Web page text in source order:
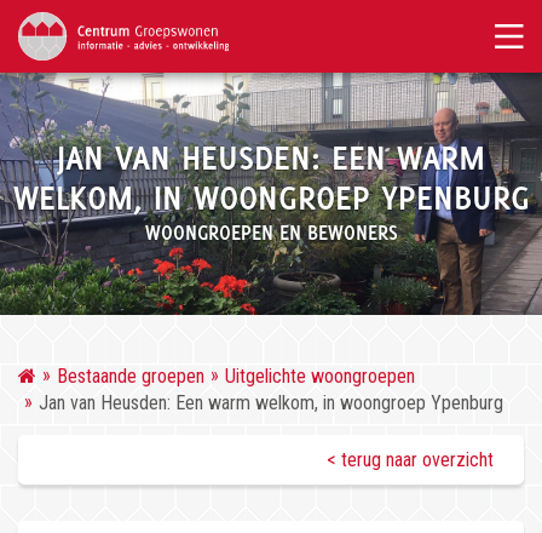
JAN VAN HEUSDEN: EEN WARM
WELKOM, IN WOONGROEP YPENBURG
WOONGROEPEN EN BEWONERS
Bestaande groepen
Uitgelichte woongroepen
Jan van Heusden: Een warm welkom, in woongroep Ypenburg
< terug naar overzicht